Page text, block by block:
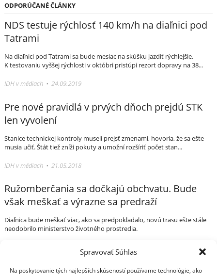
Spravovať Súhlas
Na poskytovanie tých najlepších skúseností používame technológie, ako
ODPORÚČANÉ ČLÁNKY
NDS testuje rýchlosť 140 km/h na diaľnici pod
Tatrami
Na diaľnici pod Tatrami sa bude mesiac na skúšku jazdiť rýchlejšie.
K testovaniu vyššej rýchlosti v októbri pristúpi rezort dopravy na 38...
IDH v médiach • 24.09.2019
Pre nové pravidlá v prvých dňoch prejdú STK
len vyvolení
Stanice technickej kontroly museli prejsť zmenami, hovoria, že sa ešte
musia učiť. Štát tiež zníži pokuty a umožní rozšíriť počet stan...
IDH v médiach • 21.05.2018
Ružomberčania sa dočkajú obchvatu. Bude
však meškať a výrazne sa predraží
Diaľnica bude meškať viac, ako sa predpokladalo, novú trasu ešte stále
neodobrilo ministerstvo životného prostredia.
Press Centrum